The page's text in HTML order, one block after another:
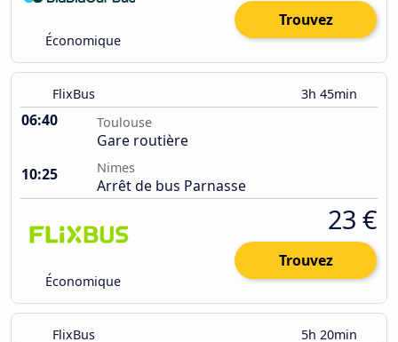
Économique
Trouvez
FlixBus 3h 45min
06:40 Toulouse
Gare routière
10:25
Nimes
Arrêt de bus Parnasse
Économique
23 €
Trouvez
FlixBus 5h 20min